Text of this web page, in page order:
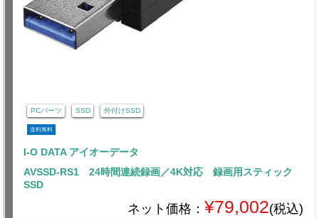
PCパーツ SSD 外付けSSD
送料無料
I-O DATA アイオーデータ
AVSSD-RS1 24時間連続録画／4K対応 録画用スティック
SSD
ネット価格： ¥79,002(税込)